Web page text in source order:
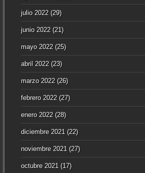
julio 2022(29)
junio 2022(21)
mayo 2022(25)
abril 2022(23)
marzo 2022(26)
febrero 2022(27)
enero 2022(28)
diciembre 2021 (22)
noviembre 2021 (27)
octubre 2021 (17)